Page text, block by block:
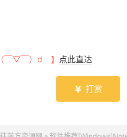
￣▽￣）d 】 点此直达
 打赏